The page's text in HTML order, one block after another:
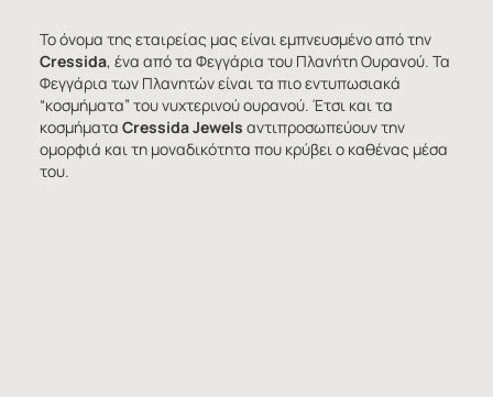
Το όνομα της εταιρείας μας είναι εμπνευσμένο από την
Cressida, ένα από τα Φεγγάρια του Πλανήτη Ουρανού. Τα
Φεγγάρια των Πλανητών είναι τα πιο εντυπωσιακά
“κοσμήματα” του νυχτερινού ουρανού. Έτσι και τα
κοσμήματα Cressida Jewels αντιπροσωπεύουν την
ομορφιά και τη μοναδικότητα που κρύβει ο καθένας μέσα
του.